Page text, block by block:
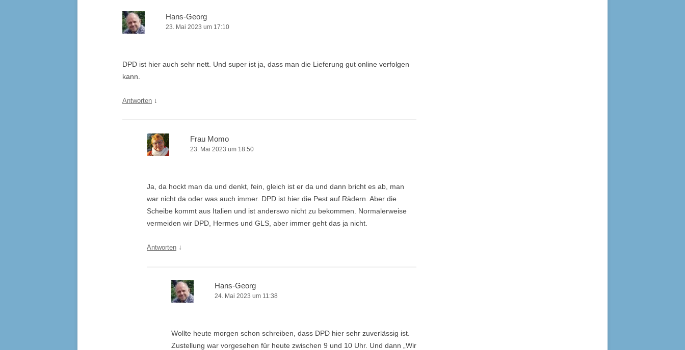
Hans-Georg
23. Mai 2023 um 17:10
DPD ist hier auch sehr nett. Und super ist ja, dass man die Lieferung gut online verfolgen
kann.
Antworten ↓
Frau Momo
23. Mai 2023 um 18:50
Ja, da hockt man da und denkt, fein, gleich ist er da und dann bricht es ab, man
war nicht da oder was auch immer. DPD ist hier die Pest auf Rädern. Aber die
Scheibe kommt aus Italien und ist anderswo nicht zu bekommen. Normalerweise
vermeiden wir DPD, Hermes und GLS, aber immer geht das ja nicht.
Antworten ↓
Hans-Georg
24. Mai 2023 um 11:38
Wollte heute morgen schon schreiben, dass DPD hier sehr zuverlässig ist.
Zustellung war vorgesehen für heute zwischen 9 und 10 Uhr. Und dann „Wir